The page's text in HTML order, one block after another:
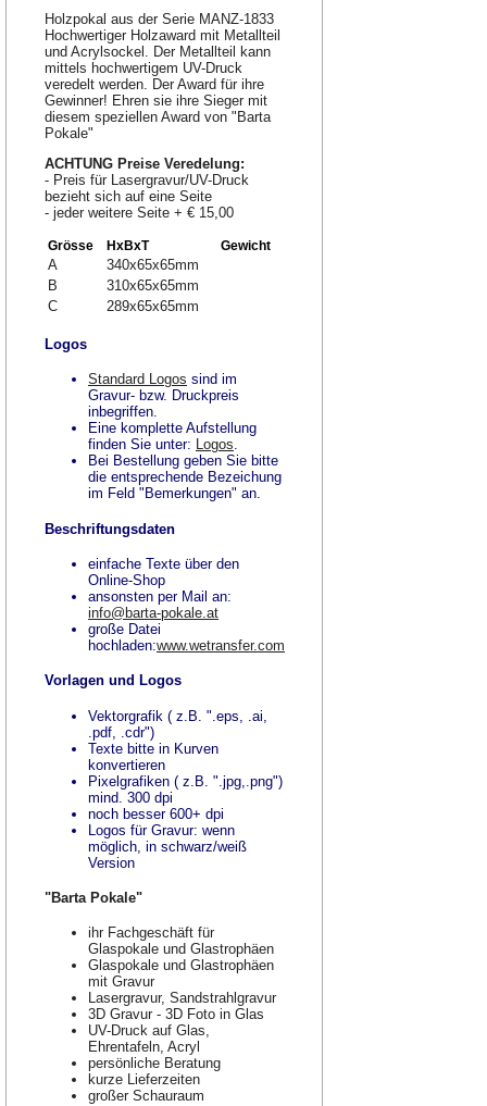
Holzpokal aus der Serie MANZ-1833
Hochwertiger Holzaward mit Metallteil
und Acrylsockel. Der Metallteil kann
mittels hochwertigem UV-Druck
veredelt werden. Der Award für ihre
Gewinner! Ehren sie ihre Sieger mit
diesem speziellen Award von "Barta
Pokale"
ACHTUNG Preise Veredelung:
- Preis für Lasergravur/UV-Druck
bezieht sich auf eine Seite
- jeder weitere Seite + € 15,00
Grösse HxBxT Gewicht
A
340x65x65mm
B
310x65x65mm
C
289x65x65mm
Logos
Standard Logos sind im
Gravur- bzw. Druckpreis
inbegriffen.
Eine komplette Aufstellung
finden Sie unter: Logos.
Bei Bestellung geben Sie bitte
die entsprechende Bezeichung
im Feld "Bemerkungen" an.
Beschriftungsdaten
einfache Texte über den
Online-Shop
ansonsten per Mail an:
info@barta-pokale.at
große Datei
hochladen:www.wetransfer.com
Vorlagen und Logos
Vektorgrafik ( z.B. ".eps, .ai,
.pdf, .cdr")
Texte bitte in Kurven
konvertieren
Pixelgrafiken ( z.B. ".jpg,.png")
mind. 300 dpi
noch besser 600+ dpi
Logos für Gravur: wenn
möglich, in schwarz/weiß
Version
"Barta Pokale"
ihr Fachgeschäft für
Glaspokale und Glastrophäen
Glaspokale und Glastrophäen
mit Gravur
Lasergravur, Sandstrahlgravur
3D Gravur - 3D Foto in Glas
UV-Druck auf Glas,
Ehrentafeln, Acryl
persönliche Beratung
kurze Lieferzeiten
großer Schauraum